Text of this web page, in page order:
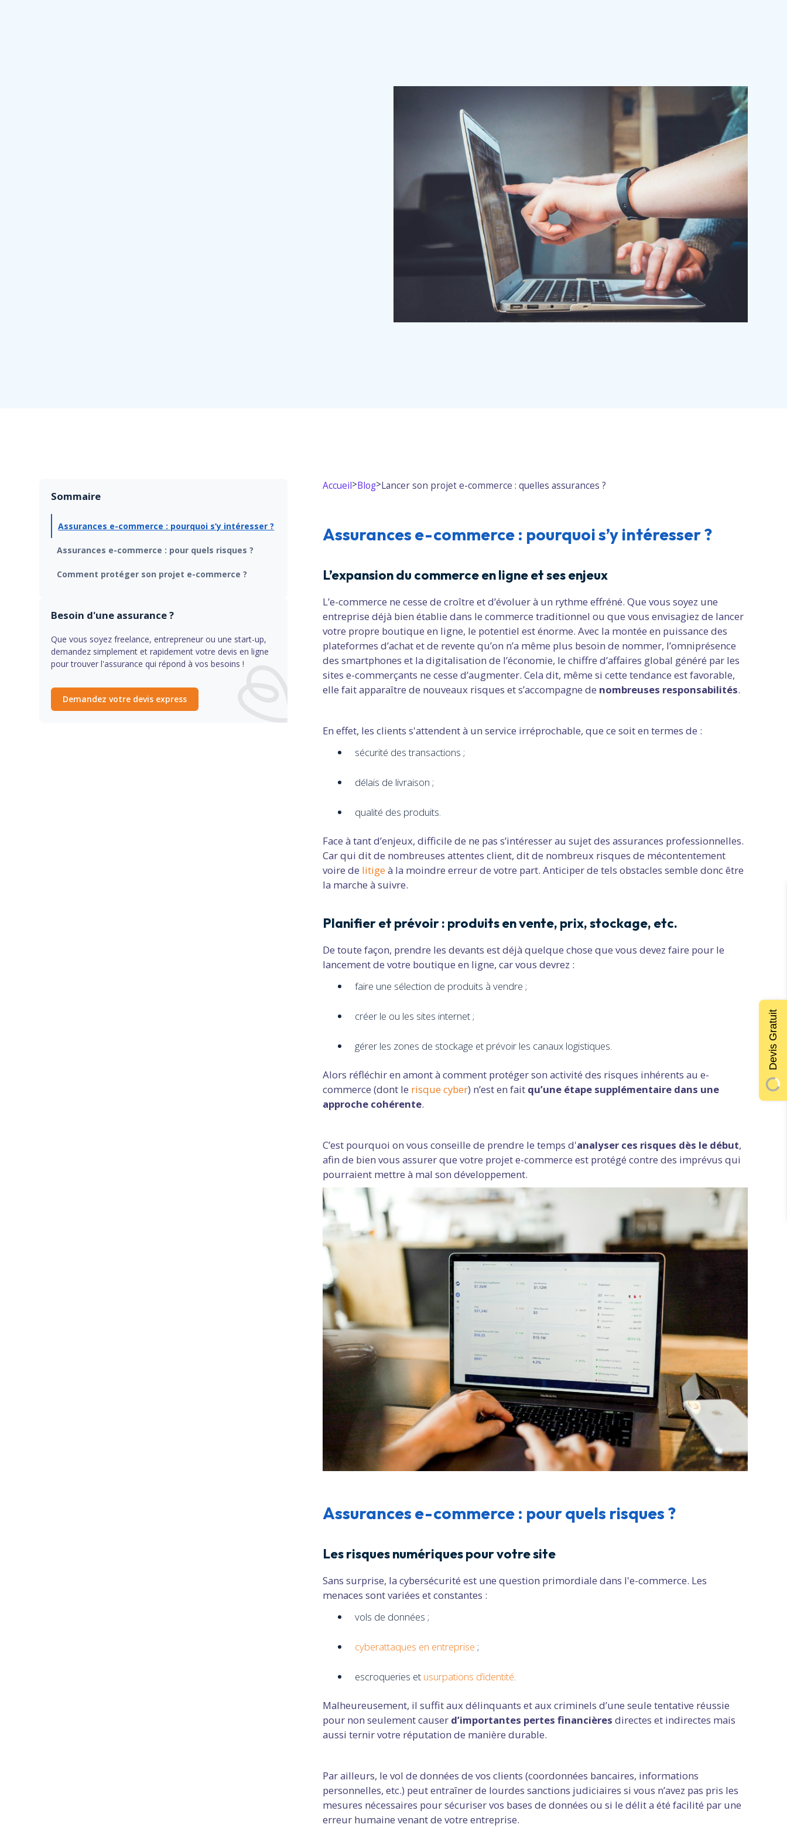
Sommaire
Assurances e-commerce : pourquoi s’y intéresser ?
Assurances e-commerce : pour quels risques ?
Comment protéger son projet e-commerce ?
Besoin d'une assurance ?
Que vous soyez freelance, entrepreneur ou une start-up,
demandez simplement et rapidement votre devis en ligne
pour trouver l'assurance qui répond à vos besoins !
Demandez votre devis express
Accueil>Blog>Lancer son projet e-commerce : quelles assurances ?
Assurances e-commerce : pourquoi s’y intéresser ?
L’expansion du commerce en ligne et ses enjeux
L’e-commerce ne cesse de croître et d’évoluer à un rythme effréné. Que vous soyez une
entreprise déjà bien établie dans le commerce traditionnel ou que vous envisagiez de lancer
votre propre boutique en ligne, le potentiel est énorme. Avec la montée en puissance des
plateformes d’achat et de revente qu’on n’a même plus besoin de nommer, l’omniprésence
des smartphones et la digitalisation de l’économie, le chiffre d’affaires global généré par les
sites e-commerçants ne cesse d’augmenter. Cela dit, même si cette tendance est favorable,
elle fait apparaître de nouveaux risques et s’accompagne de nombreuses responsabilités.
En effet, les clients s'attendent à un service irréprochable, que ce soit en termes de :
sécurité des transactions ;
délais de livraison ;
qualité des produits.
Face à tant d’enjeux, difficile de ne pas s’intéresser au sujet des assurances professionnelles.
Car qui dit de nombreuses attentes client, dit de nombreux risques de mécontentement
voire de litigeà la moindre erreur de votre part. Anticiper de tels obstacles semble donc être
la marche à suivre.
Planifier et prévoir : produits en vente, prix, stockage, etc.
De toute façon, prendre les devants est déjà quelque chose que vous devez faire pour le
lancement de votre boutique en ligne, car vous devrez :
faire une sélection de produits à vendre ;
créer le ou les sites internet ;
gérer les zones de stockage et prévoir les canaux logistiques.
Alors réfléchir en amont à comment protéger son activité des risques inhérents au e-
commerce (dont le risque cyber) n’est en fait qu’une étape supplémentaire dans une
approche cohérente.
C’est pourquoi on vous conseille de prendre le temps d'analyser ces risques dès le début,
afin de bien vous assurer que votre projet e-commerce est protégé contre des imprévus qui
pourraient mettre à mal son développement.
Assurances e-commerce : pour quels risques ?
Les risques numériques pour votre site
Sans surprise, la cybersécurité est une question primordiale dans l'e-commerce. Les
menaces sont variées et constantes :
vols de données ;
cyberattaques en entreprise ;
escroqueries et usurpations d’identité
Malheureusement, il suffit aux délinquants et aux criminels d’une seule tentative réussie
pour non seulement causer d’importantes pertes financières directes et indirectes mais
aussi ternir votre réputation de manière durable.
Par ailleurs, le vol de données de vos clients (coordonnées bancaires, informations
personnelles, etc.) peut entraîner de lourdes sanctions judiciaires si vous n’avez pas pris les
mesures nécessaires pour sécuriser vos bases de données ou si le délit a été facilité par une
erreur humaine venant de votre entreprise.
Devis Gratuit